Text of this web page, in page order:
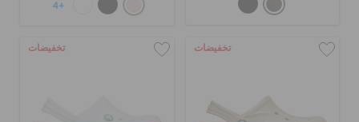
+4
تخفيضات تخفيضات